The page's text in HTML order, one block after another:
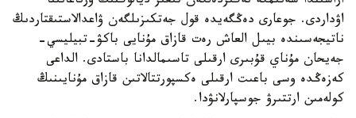
اۋداردى. جوعارى دەڭگەيدە قول جەتكىزىلگەن ۋاعدالاستىقتاردىڭ
ناتيجەسىندە بيىل العاش رەت قازاق مۇنايى باكۋ-تبيليسي-
جەيحان مۇناي قۇبىرى ارقىلى تاسىمالدانا باستادى. الداعى
كەزەڭدە وسى باعىت ارقىلى ەكسپورتتالاتىن قازاق مۇنايىنىڭ
كولەمىن ارتتىرۋ جوسپارلانۋدا.